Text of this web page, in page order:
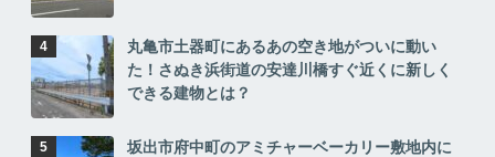
丸亀市土器町にあるあの空き地がついに動い
た！さぬき浜街道の安達川橋すぐ近くに新しく
できる建物とは？
坂出市府中町のアミチャーベーカリー敷地内に